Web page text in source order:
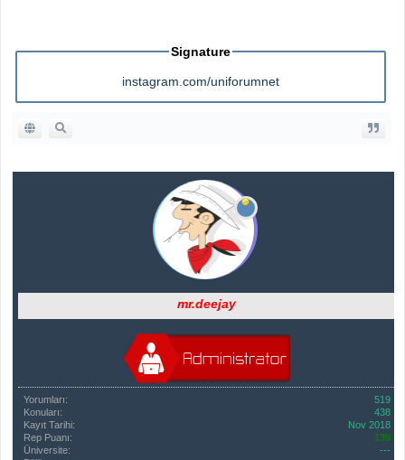
Signature
instagram.com/uniforumnet
mr.deejay
Yorumları:
519
Konuları:
438
Kayıt Tarihi:
Nov 2018
Rep Puanı:
139
Üniversite:
---